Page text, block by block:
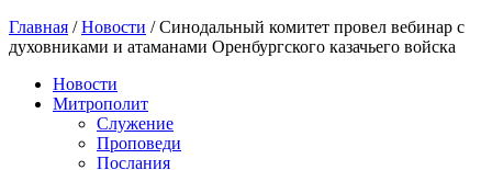
Главная /Новости /Синодальный комитет провел вебинар с
духовниками и атаманами Оренбургского казачьего войска
Новости
Митрополит
Служение
Проповеди
Послания